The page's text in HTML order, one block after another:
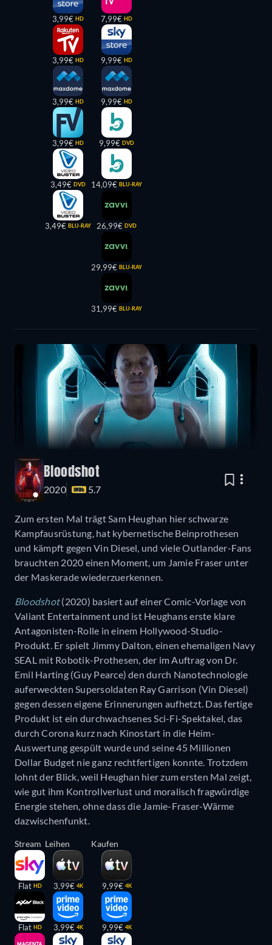
3,99€ HD
3,99€ HD
3,99€ HD
3,99€ HD
3,49€ DVD
3,49€ BLU-RAY
7,99€ HD
9,99€ HD
9,99€ HD
9,99€ DVD
14,09€ BLU-RAY
26,99€ DVD
29,99€ BLU-RAY
31,99€ BLU-RAY
Bloodshot
2020 5.7
Zum ersten Mal trägt Sam Heughan hier schwarze
Kampfausrüstung, hat kybernetische Beinprothesen
und kämpft gegen Vin Diesel, und viele Outlander-Fans
brauchten 2020 einen Moment, um Jamie Fraser unter
der Maskerade wiederzuerkennen.
Bloodshot(2020) basiert auf einer Comic-Vorlage von
Valiant Entertainment und ist Heughans erste klare
Antagonisten-Rolle in einem Hollywood-Studio-
Produkt. Er spielt Jimmy Dalton, einen ehemaligen Navy
SEAL mit Robotik-Prothesen, der im Auftrag von Dr.
Emil Harting (Guy Pearce) den durch Nanotechnologie
auferweckten Supersoldaten Ray Garrison (Vin Diesel)
gegen dessen eigene Erinnerungen aufhetzt. Das fertige
Produkt ist ein durchwachsenes Sci-Fi-Spektakel, das
durch Corona kurz nach Kinostart in die Heim-
Auswertung gespült wurde und seine 45 Millionen
Dollar Budget nie ganz rechtfertigen konnte. Trotzdem
lohnt der Blick, weil Heughan hier zum ersten Mal zeigt,
wie gut ihm Kontrollverlust und moralisch fragwürdige
Energie stehen, ohne dass die Jamie-Fraser-Wärme
dazwischenfunkt.
Stream
Flat HD
Flat HD
Leihen
3,99€ 4K
3,99€ 4K
Kaufen
9,99€ 4K
9,99€ 4K